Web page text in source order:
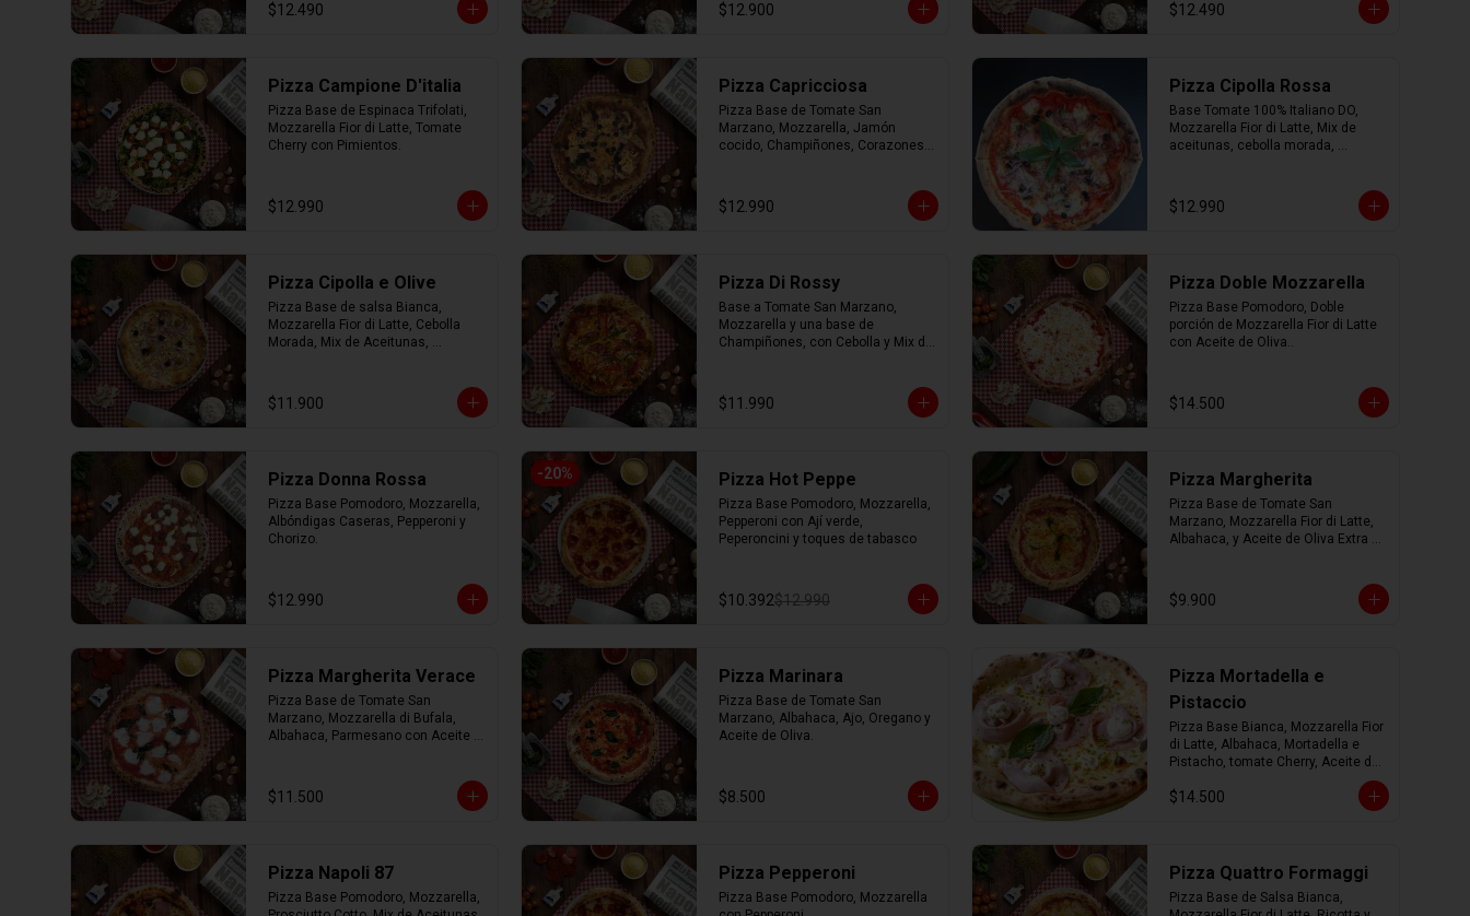
$12.490 $12.900 $12.490
Pizza Campione D'italia
Pizza Base de Espinaca Trifolati,
Mozzarella Fior di Latte, Tomate
Cherry con Pimientos.
$12.990
Pizza Capricciosa
Pizza Base de Tomate San
Marzano, Mozzarella, Jamón
cocido, Champiñones, Corazones
$12.990
Pizza Cipolla Rossa
Base Tomate 100% Italiano DO,
Mozzarella Fior di Latte, Mix de
aceitunas, cebolla morada,
$12.990
Pizza Cipolla e Olive
Pizza Base de salsa Bianca,
Mozzarella Fior di Latte, Cebolla
Morada, Mix de Aceitunas,
$11.900
Pizza Di Rossy
Base a Tomate San Marzano,
Mozzarella y una base de
Champiñones, con Cebolla y Mix de
$11.990
Pizza Doble Mozzarella
Pizza Base Pomodoro, Doble
porción de Mozzarella Fior di Latte
con Aceite de Oliva..
$14.500
Pizza Donna Rossa
Pizza Base Pomodoro, Mozzarella,
Albóndigas Caseras, Pepperoni y
Chorizo.
$12.990
-20% Pizza Hot Peppe
Pizza Base Pomodoro, Mozzarella,
Pepperoni con Ají verde,
Peperoncini y toques de tabasco
$10.392$12.990
Pizza Margherita
Pizza Base de Tomate San
Marzano, Mozzarella Fior di Latte,
Albahaca, y Aceite de Oliva Extra
$9.900
Pizza Margherita Verace
Pizza Base de Tomate San
Marzano, Mozzarella di Bufala,
Albahaca, Parmesano con Aceite
$11.500
Pizza Marinara
Pizza Base de Tomate San
Marzano, Albahaca, Ajo, Oregano y
Aceite de Oliva.
$8.500
Pizza Mortadella e
Pistaccio
Pizza Base Bianca, Mozzarella Fior
di Latte, Albahaca, Mortadella e
Pistacho, tomate Cherry, Aceite de
$14.500
Pizza Napoli 87
Pizza Base Pomodoro, Mozzarella,
Pizza Pepperoni
Pizza Base Pomodoro, Mozzarella
Pizza Quattro Formaggi
Pizza Base de Salsa Bianca,